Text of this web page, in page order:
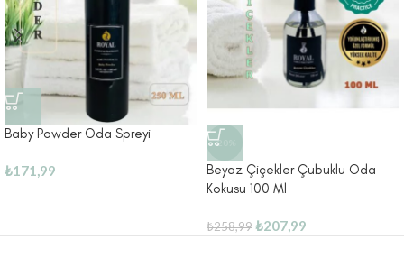
Baby Powder Oda Spreyi
₺171,99
-20%
Beyaz Çiçekler Çubuklu Oda
Kokusu 100 Ml
₺258,99₺207,99